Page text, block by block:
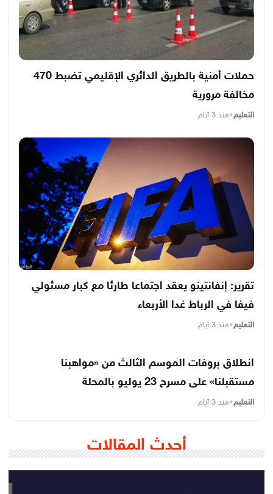
حملات أمنية بالطريق الدائري الإقليمي تضبط 470
مخالفة مرورية
التعليم•منذ 3 أيام
تقرير: إنفانتينو يعقد اجتماعا طارئا مع كبار مسئولي
فيفا في الرباط غدا الأربعاء
التعليم•منذ 3 أيام
انطلاق بروفات الموسم الثالث من «مواهبنا
مستقبلنا» على مسرح 23 يوليو بالمحلة
التعليم•منذ 3 أيام
أحدث المقالات